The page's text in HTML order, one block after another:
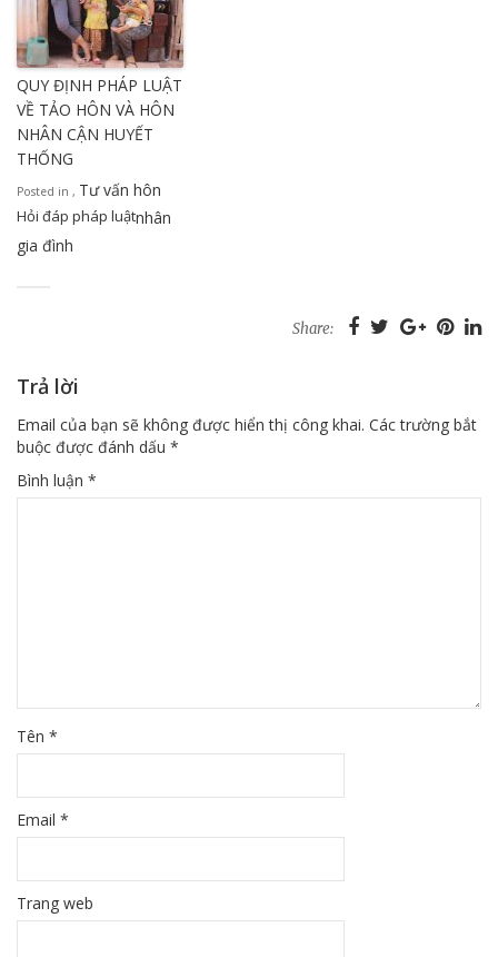
QUY ĐỊNH PHÁP LUẬT
VỀ TẢO HÔN VÀ HÔN
NHÂN CẬN HUYẾT
THỐNG
Posted in
Hỏi đáp pháp luật
, Tư vấn hôn
nhân
gia đình
Share:
Trả lời
Email của bạn sẽ không được hiển thị công khai. Các trường bắt
buộc được đánh dấu *
Bình luận *
Tên *
Email *
Trang web